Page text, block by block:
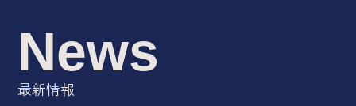
Group Company
News
最新情報